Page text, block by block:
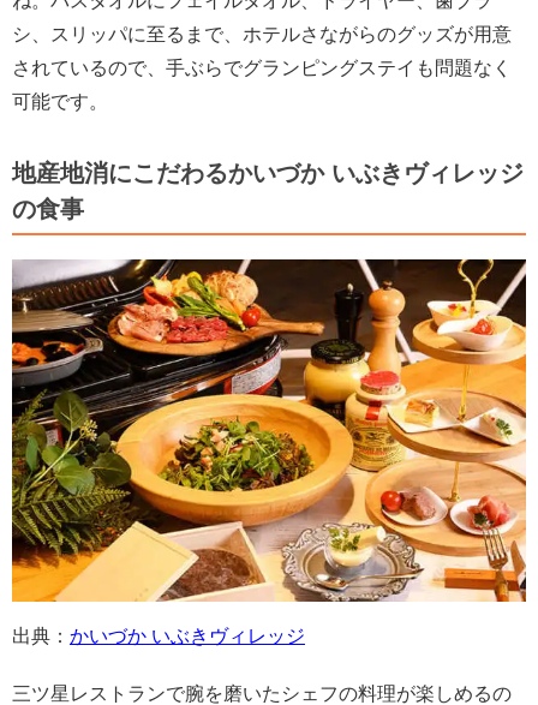
シ、スリッパに至るまで、ホテルさながらのグッズが用意
されているので、手ぶらでグランピングステイも問題なく
可能です。
地産地消にこだわるかいづか いぶきヴィレッジ
の食事
出典： かいづか いぶきヴィレッジ
三ツ星レストランで腕を磨いたシェフの料理が楽しめるの